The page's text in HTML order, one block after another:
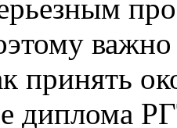
принять
диплома